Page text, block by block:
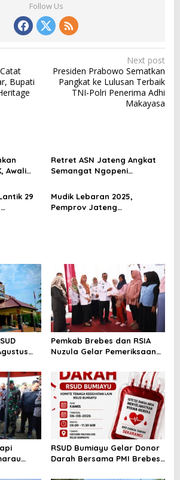
Follow Us
Bupati
Next post
Presiden Prabowo Sematkan
Pangkat ke Lulusan Terbaik
TNI-Polri Penerima Adhi
Makayasa
Awali
Retret ASN Jateng Angkat
Semangat Ngopeni
Pesan Gubernur
29
Mudik Lebaran 2025,
Pemprov Jateng
Pemkab Brebes dan RSIA
Nuzula Gelar Pemeriksaan
Perkuat Kesehatan Ibu dan
Bayi
RSUD Bumiayu Gelar Donor
Darah Bersama PMI Brebes